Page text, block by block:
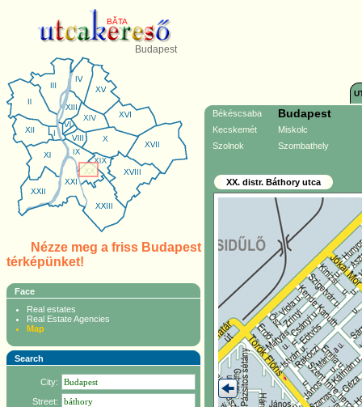
BĂTA
Budapest
Nézze meg a friss Budapest
térképünket!
Face
Real estates
Real Estate Agencies
Map
Search
City:
Street:
Békéscsaba Budapest
Kecskemét
Miskolc
Szolnok
Szombathely
XX. distr. Báthory utca